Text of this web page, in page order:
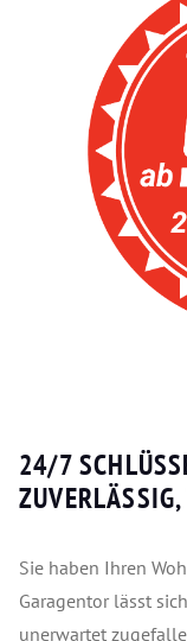
24/7
Sie haben Ihren
Garagentor lässt
unerwartet